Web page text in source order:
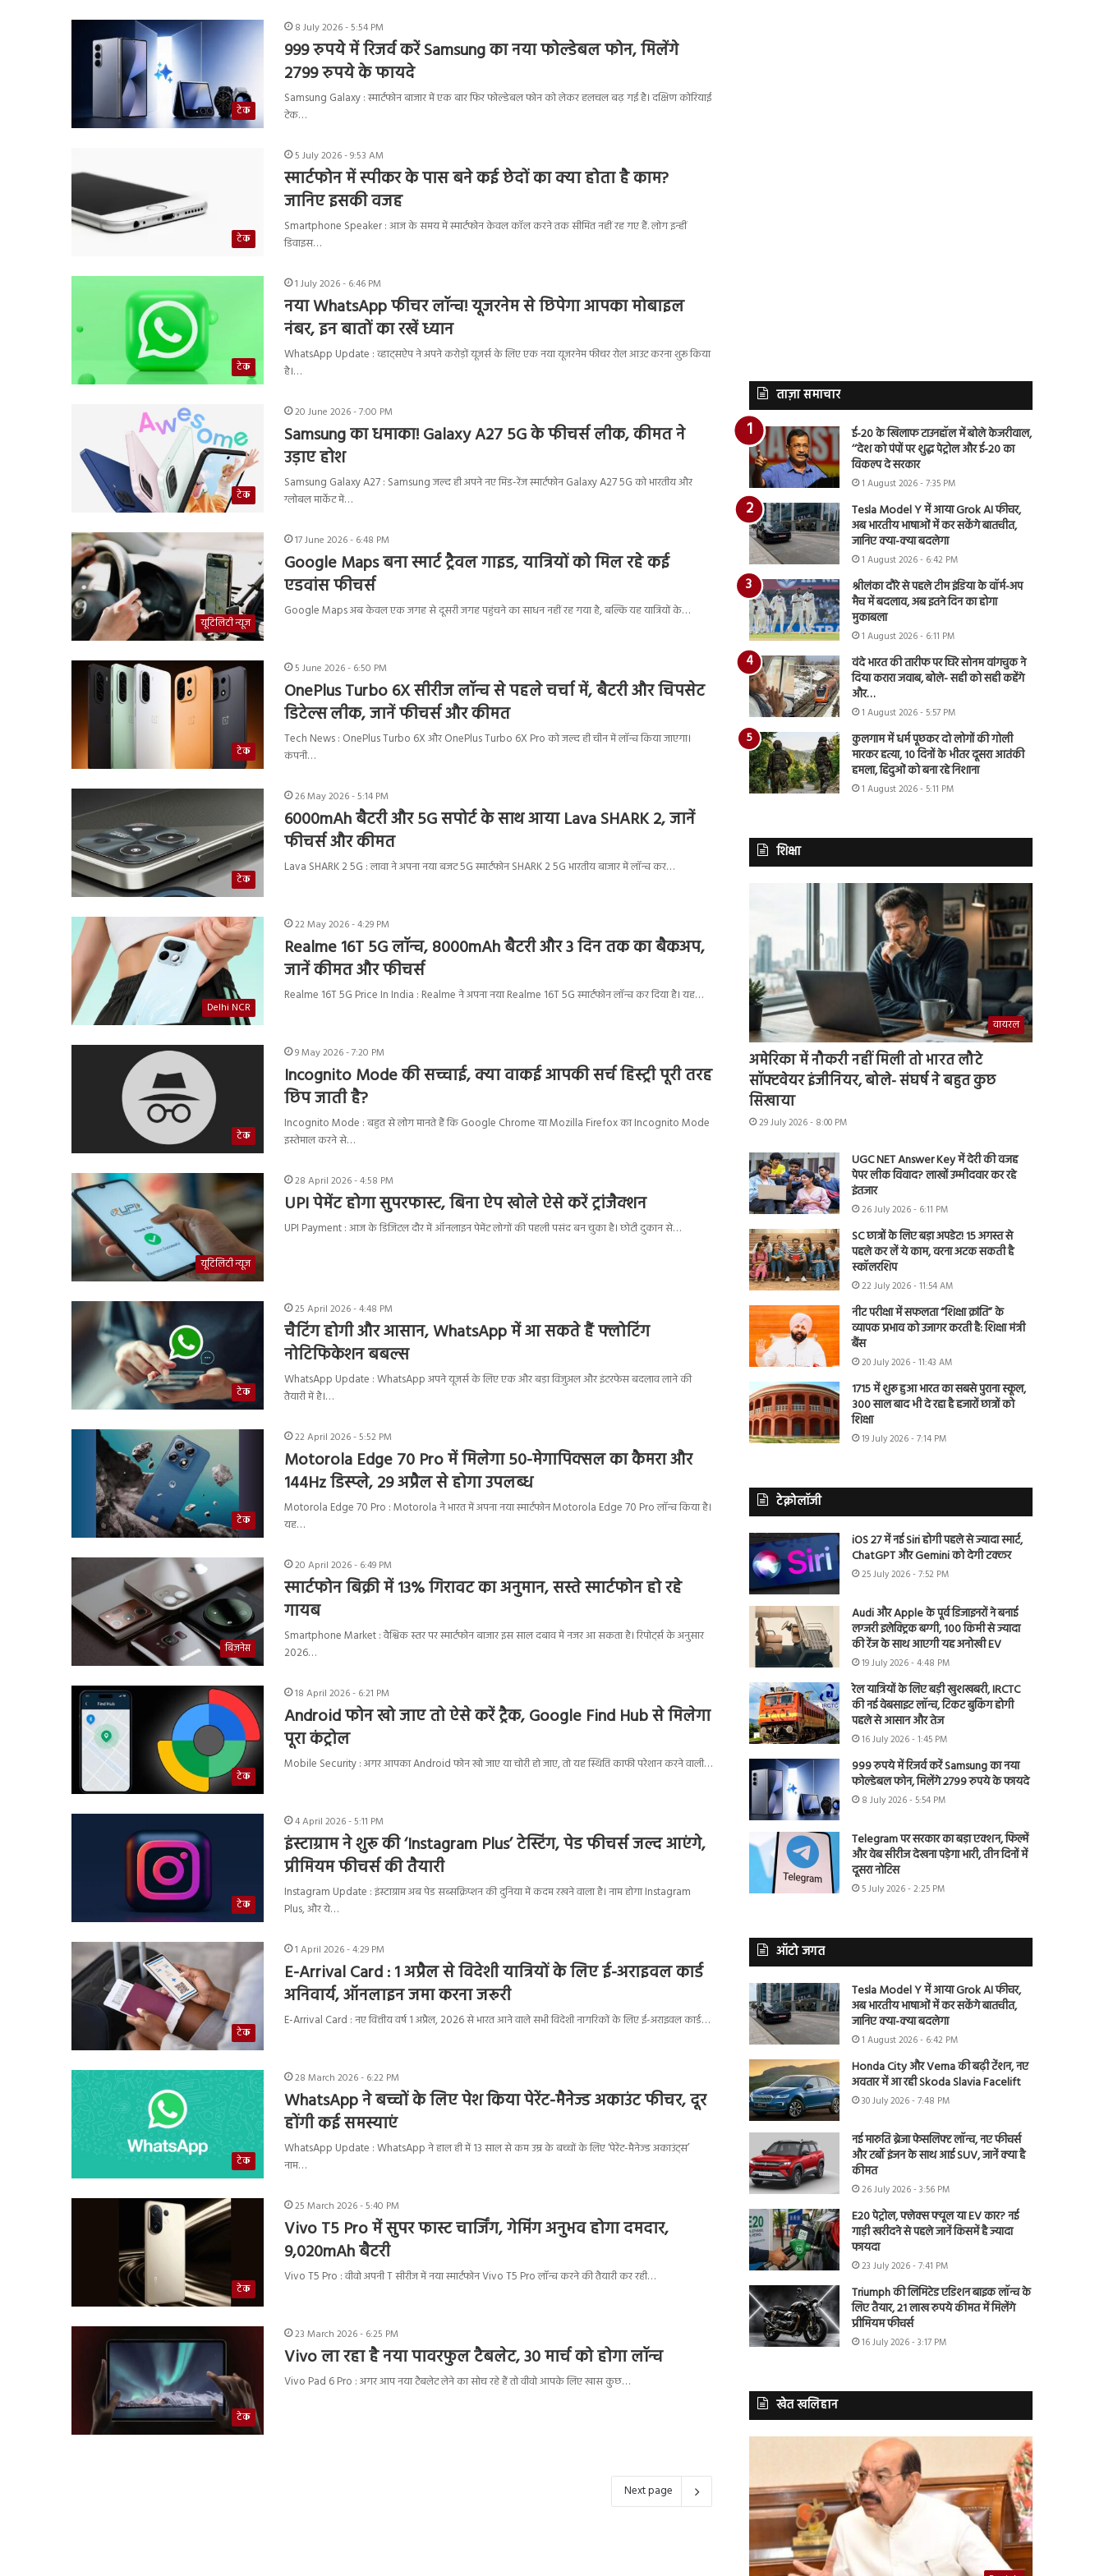
टेक
8 July 2026 - 5:54 PM
999 रुपये में रिजर्व करें Samsung का नया फोल्डेबल फोन, मिलेंगे
2799 रुपये के फायदे
Samsung Galaxy : स्मार्टफोन बाजार में एक बार फिर फोल्डेबल फोन को लेकर हलचल बढ़ गई है। दक्षिण कोरियाई
टेक…
टेक
5 July 2026 - 9:53 AM
स्मार्टफोन में स्पीकर के पास बने कई छेदों का क्या होता है काम?
जानिए इसकी वजह
Smartphone Speaker : आज के समय में स्मार्टफोन केवल कॉल करने तक सीमित नहीं रह गए हैं. लोग इन्हीं
डिवाइस…
टेक
1 July 2026 - 6:46 PM
नया WhatsApp फीचर लॉन्च! यूजरनेम से छिपेगा आपका मोबाइल
नंबर, इन बातों का रखें ध्यान
WhatsApp Update : व्हाट्सऐप ने अपने करोड़ों यूजर्स के लिए एक नया यूजरनेम फीचर रोल आउट करना शुरू किया
है।…
टेक
20 June 2026 - 7:00 PM
Samsung का धमाका! Galaxy A27 5G के फीचर्स लीक, कीमत ने
उड़ाए होश
Samsung Galaxy A27 : Samsung जल्द ही अपने नए मिड-रेंज स्मार्टफोन Galaxy A27 5G को भारतीय और
ग्लोबल मार्केट में…
यूटिलिटी न्यूज
17 June 2026 - 6:48 PM
Google Maps बना स्मार्ट ट्रैवल गाइड, यात्रियों को मिल रहे कई
एडवांस फीचर्स
Google Maps अब केवल एक जगह से दूसरी जगह पहुंचने का साधन नहीं रह गया है, बल्कि यह यात्रियों के…
टेक
5 June 2026 - 6:50 PM
OnePlus Turbo 6X सीरीज लॉन्च से पहले चर्चा में, बैटरी और चिपसेट
डिटेल्स लीक, जानें फीचर्स और कीमत
Tech News : OnePlus Turbo 6X और OnePlus Turbo 6X Pro को जल्द ही चीन में लॉन्च किया जाएगा।
कंपनी…
टेक
26 May 2026 - 5:14 PM
6000mAh बैटरी और 5G सपोर्ट के साथ आया Lava SHARK 2, जानें
फीचर्स और कीमत
Lava SHARK 2 5G : लावा ने अपना नया बजट 5G स्मार्टफोन SHARK 2 5G भारतीय बाजार में लॉन्च कर…
Delhi NCR
22 May 2026 - 4:29 PM
Realme 16T 5G लॉन्च, 8000mAh बैटरी और 3 दिन तक का बैकअप,
जानें कीमत और फीचर्स
Realme 16T 5G Price In India : Realme ने अपना नया Realme 16T 5G स्मार्टफोन लॉन्च कर दिया है। यह…
टेक
9 May 2026 - 7:20 PM
Incognito Mode की सच्चाई, क्या वाकई आपकी सर्च हिस्ट्री पूरी तरह
छिप जाती है?
Incognito Mode : बहुत से लोग मानते हैं कि Google Chrome या Mozilla Firefox का Incognito Mode
इस्तेमाल करने से…
यूटिलिटी न्यूज
28 April 2026 - 4:58 PM
UPI पेमेंट होगा सुपरफास्ट, बिना ऐप खोले ऐसे करें ट्रांजैक्शन
UPI Payment : आज के डिजिटल दौर में ऑनलाइन पेमेंट लोगों की पहली पसंद बन चुका है। छोटी दुकान से…
टेक
25 April 2026 - 4:48 PM
चैटिंग होगी और आसान, WhatsApp में आ सकते हैं फ्लोटिंग
नोटिफिकेशन बबल्स
WhatsApp Update : WhatsApp अपने यूजर्स के लिए एक और बड़ा विजुअल और इंटरफेस बदलाव लाने की
तैयारी में है।…
टेक
22 April 2026 - 5:52 PM
Motorola Edge 70 Pro में मिलेगा 50-मेगापिक्सल का कैमरा और
144Hz डिस्प्ले, 29 अप्रैल से होगा उपलब्ध
Motorola Edge 70 Pro : Motorola ने भारत में अपना नया स्मार्टफोन Motorola Edge 70 Pro लॉन्च किया है।
यह…
बिज़नेस
20 April 2026 - 6:49 PM
स्मार्टफोन बिक्री में 13% गिरावट का अनुमान, सस्ते स्मार्टफोन हो रहे
गायब
Smartphone Market : वैश्विक स्तर पर स्मार्टफोन बाजार इस साल दबाव में नजर आ सकता है। रिपोर्ट्स के अनुसार
2026…
टेक
18 April 2026 - 6:21 PM
Android फोन खो जाए तो ऐसे करें ट्रैक, Google Find Hub से मिलेगा
पूरा कंट्रोल
Mobile Security : अगर आपका Android फोन खो जाए या चोरी हो जाए, तो यह स्थिति काफी परेशान करने वाली…
टेक
4 April 2026 - 5:11 PM
इंस्टाग्राम ने शुरू की ‘Instagram Plus’ टेस्टिंग, पेड फीचर्स जल्द आएंगे,
प्रीमियम फीचर्स की तैयारी
Instagram Update : इंस्टाग्राम अब पेड सब्सक्रिप्शन की दुनिया में कदम रखने वाला है। नाम होगा Instagram
Plus, और ये…
टेक
1 April 2026 - 4:29 PM
E-Arrival Card : 1 अप्रैल से विदेशी यात्रियों के लिए ई-अराइवल कार्ड
अनिवार्य, ऑनलाइन जमा करना जरूरी
E-Arrival Card : नए वित्तीय वर्ष 1 अप्रैल, 2026 से भारत आने वाले सभी विदेशी नागरिकों के लिए ई-अराइवल कार्ड…
टेक
28 March 2026 - 6:22 PM
WhatsApp ने बच्चों के लिए पेश किया पेरेंट-मैनेज्ड अकाउंट फीचर, दूर
होंगी कई समस्याएं
WhatsApp Update : WhatsApp ने हाल ही में 13 साल से कम उम्र के बच्चों के लिए ‘पेरेंट-मैनेज्ड अकाउंट्स’
नाम…
टेक
25 March 2026 - 5:40 PM
Vivo T5 Pro में सुपर फास्ट चार्जिंग, गेमिंग अनुभव होगा दमदार,
9,020mAh बैटरी
Vivo T5 Pro : वीवो अपनी T सीरीज में नया स्मार्टफोन Vivo T5 Pro लॉन्च करने की तैयारी कर रही…
टेक
23 March 2026 - 6:25 PM
Vivo ला रहा है नया पावरफुल टैबलेट, 30 मार्च को होगा लॉन्च
Vivo Pad 6 Pro : अगर आप नया टैबलेट लेने का सोच रहे हैं तो वीवो आपके लिए खास कुछ…
Next page
ताज़ा समाचार
ई-20 के खिलाफ टाउनहॉल में बोले केजरीवाल,
‘‘देश को पंपों पर शुद्ध पेट्रोल और ई-20 का
विकल्प दे सरकार
1 August 2026 - 7:35 PM
Tesla Model Y में आया Grok AI फीचर,
अब भारतीय भाषाओं में कर सकेंगे बातचीत,
जानिए क्या-क्या बदलेगा
1 August 2026 - 6:42 PM
श्रीलंका दौरे से पहले टीम इंडिया के वॉर्म-अप
मैच में बदलाव, अब इतने दिन का होगा
मुकाबला
1 August 2026 - 6:11 PM
वंदे भारत की तारीफ पर घिरे सोनम वांगचुक ने
दिया करारा जवाब, बोले- सही को सही कहेंगे
और…
1 August 2026 - 5:57 PM
कुलगाम में धर्म पूछकर दो लोगों की गोली
मारकर हत्या, 10 दिनों के भीतर दूसरा आतंकी
हमला, हिंदुओं को बना रहे निशाना
1 August 2026 - 5:11 PM
शिक्षा
वायरल
अमेरिका में नौकरी नहीं मिली तो भारत लौटे
सॉफ्टवेयर इंजीनियर, बोले- संघर्ष ने बहुत कुछ
सिखाया
29 July 2026 - 8:00 PM
UGC NET Answer Key में देरी की वजह
पेपर लीक विवाद? लाखों उम्मीदवार कर रहे
इंतजार
26 July 2026 - 6:11 PM
SC छात्रों के लिए बड़ा अपडेट! 15 अगस्त से
पहले कर लें ये काम, वरना अटक सकती है
स्कॉलरशिप
22 July 2026 - 11:54 AM
नीट परीक्षा में सफलता “शिक्षा क्रांति” के
व्यापक प्रभाव को उजागर करती है: शिक्षा मंत्री
बैंस
20 July 2026 - 11:43 AM
1715 में शुरू हुआ भारत का सबसे पुराना स्कूल,
300 साल बाद भी दे रहा है हजारों छात्रों को
शिक्षा
19 July 2026 - 7:14 PM
टेक्नोलॉजी
iOS 27 में नई Siri होगी पहले से ज्यादा स्मार्ट,
ChatGPT और Gemini को देगी टक्कर
25 July 2026 - 7:52 PM
Audi और Apple के पूर्व डिजाइनरों ने बनाई
लग्जरी इलेक्ट्रिक बग्गी, 100 किमी से ज्यादा
की रेंज के साथ आएगी यह अनोखी EV
19 July 2026 - 4:48 PM
रेल यात्रियों के लिए बड़ी खुशखबरी, IRCTC
की नई वेबसाइट लॉन्च, टिकट बुकिंग होगी
पहले से आसान और तेज
16 July 2026 - 1:45 PM
999 रुपये में रिजर्व करें Samsung का नया
फोल्डेबल फोन, मिलेंगे 2799 रुपये के फायदे
8 July 2026 - 5:54 PM
Telegram पर सरकार का बड़ा एक्शन, फिल्में
और वेब सीरीज देखना पड़ेगा भारी, तीन दिनों में
दूसरा नोटिस
5 July 2026 - 2:25 PM
ऑटो जगत
Tesla Model Y में आया Grok AI फीचर,
अब भारतीय भाषाओं में कर सकेंगे बातचीत,
जानिए क्या-क्या बदलेगा
1 August 2026 - 6:42 PM
Honda City और Verna की बढ़ी टेंशन, नए
अवतार में आ रही Skoda Slavia Facelift
30 July 2026 - 7:48 PM
नई मारुति ब्रेजा फेसलिफ्ट लॉन्च, नए फीचर्स
और टर्बो इंजन के साथ आई SUV, जानें क्या है
कीमत
26 July 2026 - 3:56 PM
E20 पेट्रोल, फ्लेक्स फ्यूल या EV कार? नई
गाड़ी खरीदने से पहले जानें किसमें है ज्यादा
फायदा
23 July 2026 - 7:41 PM
Triumph की लिमिटेड एडिशन बाइक लॉन्च के
लिए तैयार, 21 लाख रुपये कीमत में मिलेंगे
प्रीमियम फीचर्स
16 July 2026 - 3:17 PM
खेत खलिहान